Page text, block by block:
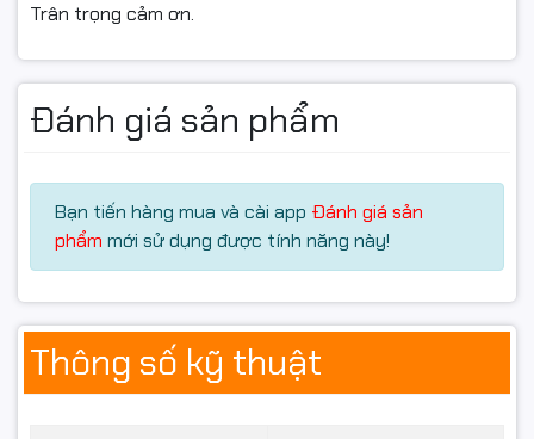
📦 Giao nhanh tại Hà Nội và các tỉnh thành trên toàn
quốc.
📞 Mua hộp mựcHP CE505A /
Hancomputer.vn
👉 Tư vấn đúng model – hỗ trợ kỹ thuật tận tình
📞Hotline: 0961.430.383
🌐Website: Hancomputer.vn
Trân trọng cảm ơn.
Đánh giá sản phẩm
Bạn tiến hàng mua và cài app Đánh giá sản
phẩm mới sử dụng được tính năng này!
Thông số kỹ thuật